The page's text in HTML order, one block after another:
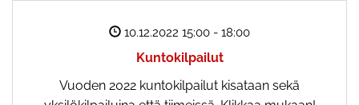
10.12.2022 15:00 - 18:00
Kuntokilpailut
Vuoden 2022 kuntokilpailut kisataan sekä